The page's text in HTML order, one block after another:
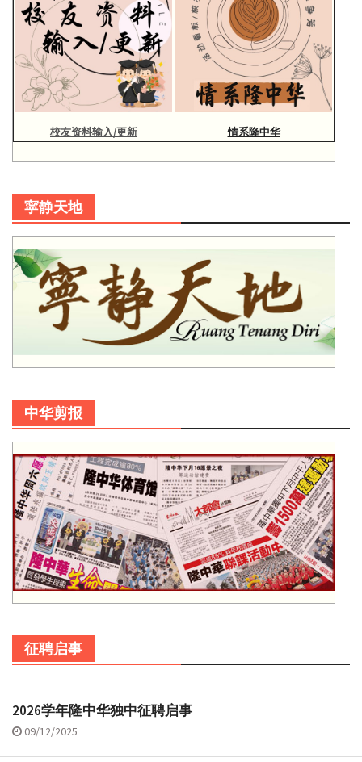
校友资料输入/更新 情系隆中华
寜静天地
中华剪报
征聘启事
2026学年隆中华独中征聘启事
09/12/2025